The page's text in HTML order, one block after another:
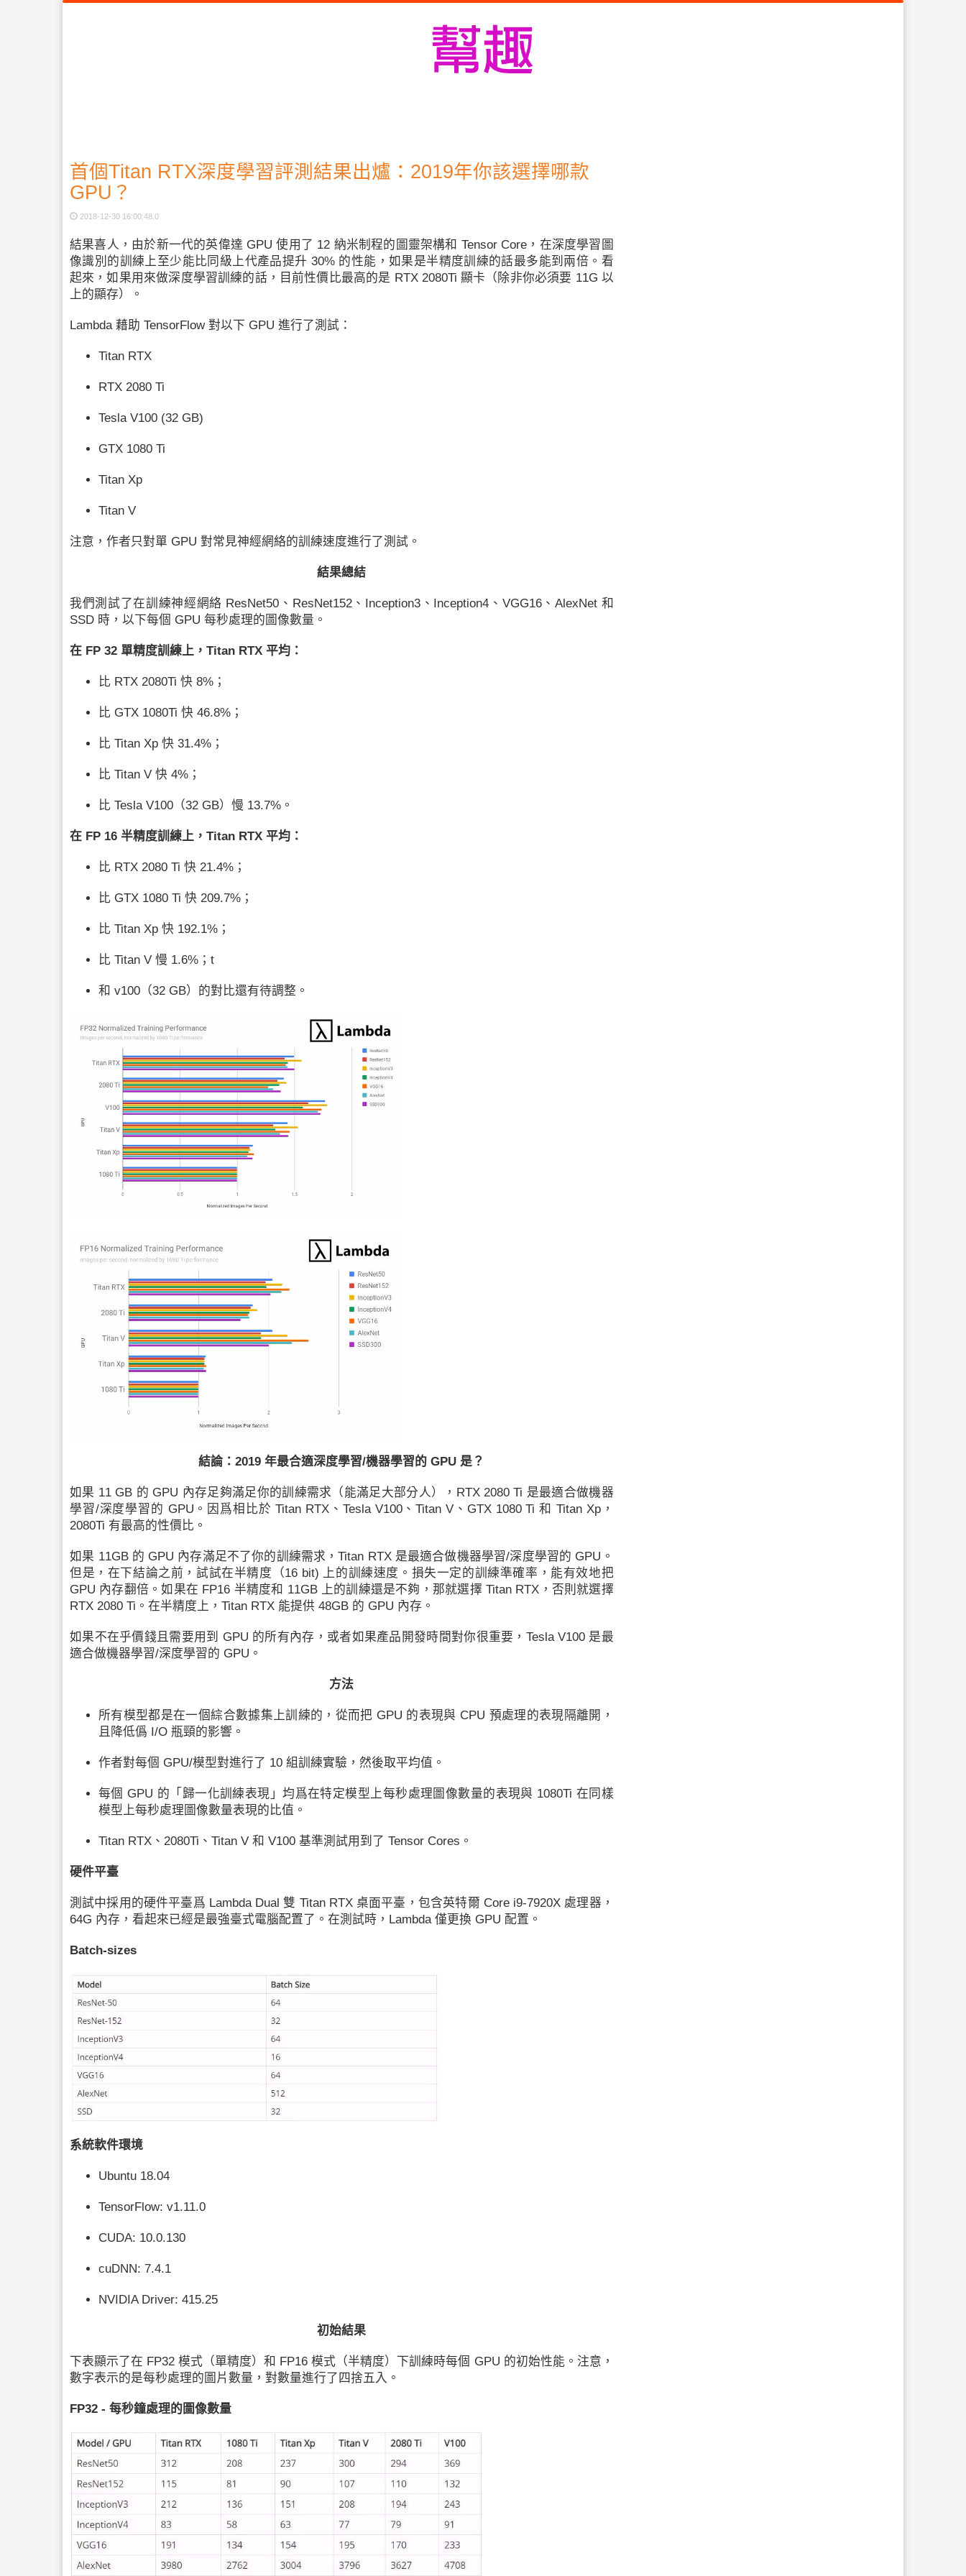
首個Titan RTX深度學習評測結果出爐：2019年你該選擇哪款
GPU？
2018-12-30 16:00:48.0
結果喜人，由於新一代的英偉達 GPU 使用了 12 納米制程的圖靈架構和 Tensor Core，在深度學習 圖
像識別的訓練上至少能比同級上代產品提升 30% 的性能，如果是半精度訓練的話最多能到兩倍。看
起來，如果用來做深度學習訓練的話，目前性價比最高的是 RTX 2080Ti 顯卡（除非你必須要 11G 以
上的顯存）。
Lambda 藉助 TensorFlow 對以下 GPU 進行了測試：
Titan RTX
RTX 2080 Ti
Tesla V100 (32 GB)
GTX 1080 Ti
Titan Xp
Titan V
注意，作者只對單 GPU 對常見神經網絡的訓練速度進行了測試。
結果總結
我們測試了在訓練神經網絡 ResNet50、ResNet152、Inception3、Inception4、 VGG16、AlexNet 和
SSD 時，以下每個 GPU 每秒處理的圖像數量。
在 FP 32 單精度訓練上，Titan RTX 平均：
比 RTX 2080Ti 快 8%；
比 GTX 1080Ti 快 46.8%；
比 Titan Xp 快 31.4%；
比 Titan V 快 4%；
比 Tesla V100（32 GB）慢 13.7%。
在 FP 16 半精度訓練上，Titan RTX 平均：
比 RTX 2080 Ti 快 21.4%；
比 GTX 1080 Ti 快 209.7%；
比 Titan Xp 快 192.1%；
比 Titan V 慢 1.6%；t
和 v100（32 GB）的對比還有待調整。
結論：2019 年最合適深度學習/機器學習的 GPU 是？
如果 11 GB 的 GPU 內存足夠滿足你的訓練需求（能滿足大部分人），RTX 2080 Ti 是最適合做機器
學習/深度學習的 GPU。因爲相比於 Titan RTX、Tesla V100、Titan V、GTX 1080 Ti 和 Titan Xp，
2080Ti 有最高的性價比。
如果 11GB 的 GPU 內存滿足不了你的訓練需求，Titan RTX 是最適合做機器學習/深度學習的 GPU。
但是，在下結論之前，試試在半精度（16 bit) 上的訓練速度。損失一定的訓練準確率 ，能有效地把
GPU 內存翻倍。如果在 FP16 半精度和 11GB 上的訓練還是不夠，那就選擇 Titan RTX，否則就選擇
RTX 2080 Ti。在半精度上，Titan RTX 能提供 48GB 的 GPU 內存。
如果不在乎價錢且需要用到 GPU 的所有內存，或者如果產品開發時間對你很重要，Tesla V100 是最
適合做機器學習/深度學習的 GPU。
方法
所有模型都是在一個綜合數據集上訓練的，從而把 GPU 的表現與 CPU 預處理的表現隔離開，
且降低僞 I/O 瓶頸的影響。
作者對每個 GPU/模型對進行了 10 組訓練實驗，然後取平均值。
每個 GPU 的「歸一化訓練表現」均爲在特定模型上每秒處理圖像數量的表現與 1080Ti 在同樣
模型上每秒處理圖像數量表現的比值。
Titan RTX、2080Ti、Titan V 和 V100 基準測試用到了 Tensor Cores。
硬件平臺
測試中採用的硬件平臺爲 Lambda Dual 雙 Titan RTX 桌面平臺，包含英特爾 Core i9-7920X 處理器，
64G 內存，看起來已經是最強臺式電腦配置了。在測試時，Lambda 僅更換 GPU 配置。
Batch-sizes
系統軟件環境
Ubuntu 18.04
TensorFlow: v1.11.0
CUDA: 10.0.130
cuDNN: 7.4.1
NVIDIA Driver: 415.25
初始結果
下表顯示了在 FP32 模式（單精度）和 FP16 模式（半精度）下訓練時每個 GPU 的初始性能。注意，
數字表示的是每秒處理的圖片數量，對數量進行了四捨五入。
FP32 - 每秒鐘處理的圖像數量